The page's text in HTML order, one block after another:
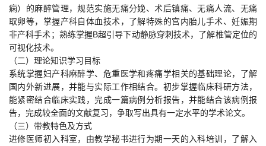
痫）的麻醉管理，规范实施无痛分娩、术后镇痛、无痛人流、无痛
取卵等，掌握产科自体血技术，了解特殊的宫内胎儿手术、妊娠期
非产科手术；熟练掌握B超引导下动静脉穿刺技术，了解椎管定位的
可视化技术。
（二）理论知识学习目标
系统掌握妇产科麻醉学、危重医学和疼痛学相关的基础理论，了解
国内外新进展，并能与实际工作相结合。初步掌握临床科研方法，
能紧密结合临床实践，完成一篇病例分析报告，并能结合该病例报
告，完成较全面的文献复习，争取写出具有一定水平的学术论文。
（三）带教特色及方式
进修医师初入科室，由教学秘书进行为期一天的入科培训，了解入